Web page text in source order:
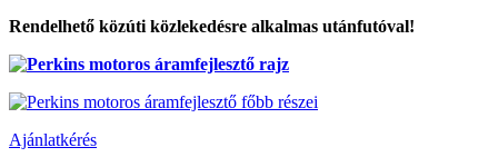
Rendelhető közúti közlekedésre alkalmas utánfutóval!
Ajánlatkérés